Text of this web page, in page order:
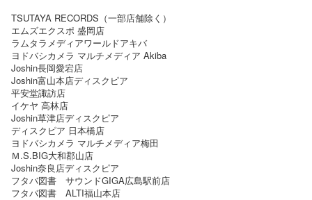
TSUTAYA RECORDS（一部店舗除く）
エムズエクスポ 盛岡店
ラムタラメディアワールドアキバ
ヨドバシカメラ マルチメディア Akiba
Joshin長岡愛宕店
Joshin富山本店ディスクピア
平安堂諏訪店
イケヤ 高林店
Joshin草津店ディスクピア
ディスクピア 日本橋店
ヨドバシカメラ マルチメディア梅田
Ｍ.S.BIG大和郡山店
Joshin奈良店ディスクピア
フタバ図書 サウンドGIGA広島駅前店
フタバ図書 ALTI福山本店